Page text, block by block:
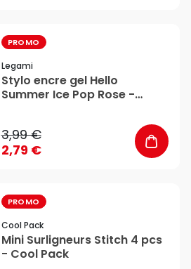
PROMO
Legami
Stylo encre gel Hello
Summer Ice Pop Rose -
3,99 €
2,79 €
PROMO
Cool Pack
Mini Surligneurs Stitch 4 pcs
- Cool Pack